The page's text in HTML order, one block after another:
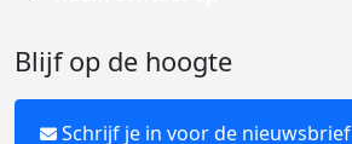
Blijf op de hoogte
Schrijf je in voor de nieuwsbrief